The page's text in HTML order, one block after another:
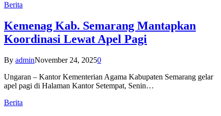
Berita
Kemenag Kab. Semarang Mantapkan
Koordinasi Lewat Apel Pagi
By adminNovember 24, 20250
Ungaran – Kantor Kementerian Agama Kabupaten Semarang gelar
apel pagi di Halaman Kantor Setempat, Senin…
Berita